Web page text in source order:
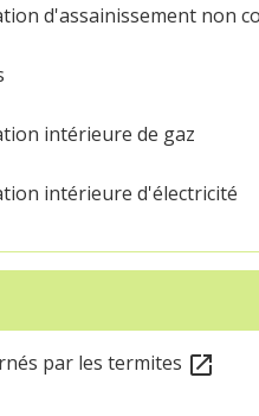
d'assainissement non
intérieure de gaz
intérieure d'électricité
par les termites open_in_new